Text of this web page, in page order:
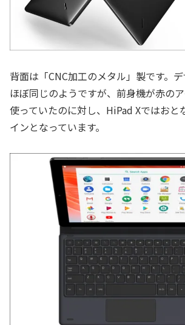
背面は「CNC加工のメタル」製です。
ほぼ同じのようですが、前身機が赤の
使っていたのに対し、HiPad Xではおと
インとなっています。